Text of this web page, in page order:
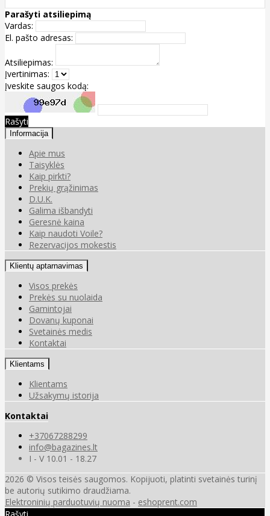
Parašyti atsiliepimą
Vardas:
El. pašto adresas:
Atsiliepimas:
Įvertinimas:
Įveskite saugos kodą:
Rašyti
Informacija
Apie mus
Taisyklės
Kaip pirkti?
Prekių grąžinimas
D.U.K.
Galima išbandyti
Geresnė kaina
Kaip naudoti Voile?
Rezervacijos mokestis
Klientų aptarnavimas
Visos prekės
Prekės su nuolaida
Gamintojai
Dovanų kuponai
Svetainės medis
Kontaktai
Klientams
Klientams
Užsakymų istorija
Kontaktai
+37067288299
info@bagazines.lt
I - V 10.01 - 18.27
2026 © Visos teisės saugomos. Kopijuoti, platinti svetainės turinį
be autorių sutikimo draudžiama.
Elektroninių parduotuvių nuoma - eshoprent.com